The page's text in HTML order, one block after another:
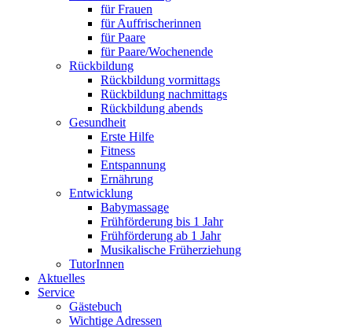
für Frauen
für Auffrischerinnen
für Paare
für Paare/Wochenende
Rückbildung
Rückbildung vormittags
Rückbildung nachmittags
Rückbildung abends
Gesundheit
Erste Hilfe
Fitness
Entspannung
Ernährung
Entwicklung
Babymassage
Frühförderung bis 1 Jahr
Frühförderung ab 1 Jahr
Musikalische Früherziehung
TutorInnen
Aktuelles
Service
Gästebuch
Wichtige Adressen